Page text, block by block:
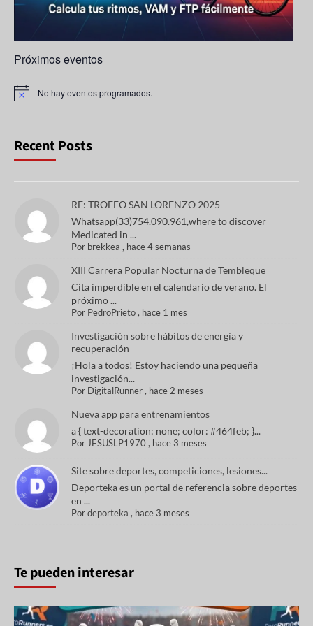
Próximos eventos
o
No hay eventos programados.
Recent Posts
RE: TROFEO SAN LORENZO 2025
Whatsapp(33)754.090.961,where to discover
Medicated in ...
Por brekkea , hace 4 semanas
XIII Carrera Popular Nocturna de Tembleque
Cita imperdible en el calendario de verano. El
próximo ...
Por PedroPrieto, hace 1 mes
Investigación sobre hábitos de energía y
recuperación
¡Hola a todos! Estoy haciendo una pequeña
investigación...
Por DigitalRunner, hace 2 meses
Nueva app para entrenamientos
a { text-decoration: none; color: #464feb; }...
Por JESUSLP1970 , hace 3 meses
Site sobre deportes, competiciones, lesiones...
Deporteka es un portal de referencia sobre deportes
en ...
Pordeporteka , hace 3 meses
Te pueden interesar